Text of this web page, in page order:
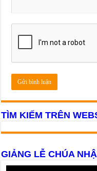
TÌM KIẾM TRÊN
GIẢNG LỄ CHÚA